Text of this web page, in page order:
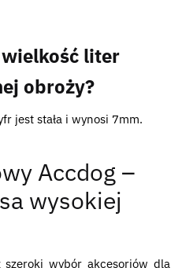
liter
obroży?
jest stała i wynosi 7mm.
Accdog –
wysokiej
szeroki wybór akcesoriów dla